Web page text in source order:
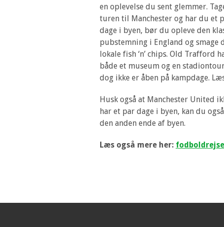
en oplevelse du sent glemmer.
turen til Manchester og har du et
dage i byen, bør du opleve den
pubstemning i England og smage
lokale fish ‘n’ chips. Old Trafford
både et museum og en
dog ikke er åben på kampdage.
Husk også at Manchester United
har et par dage i byen, kan du
den anden ende af byen.
Læs også mere her: